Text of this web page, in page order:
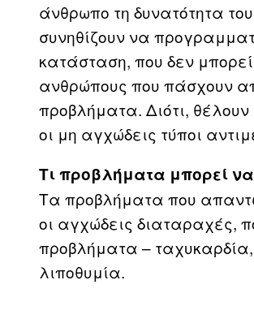
άνθρωπο τη δυνατότητα
συνηθίζουν να
κατάσταση, που δεν
ανθρώπους που πάσχουν
προβλήματα. Διότι,
οι μη αγχώδεις τύποι
Τι προβλήματα μπορεί
Τα προβλήματα που
οι αγχώδεις διαταραχές,
προβλήματα –
λιποθυμία.